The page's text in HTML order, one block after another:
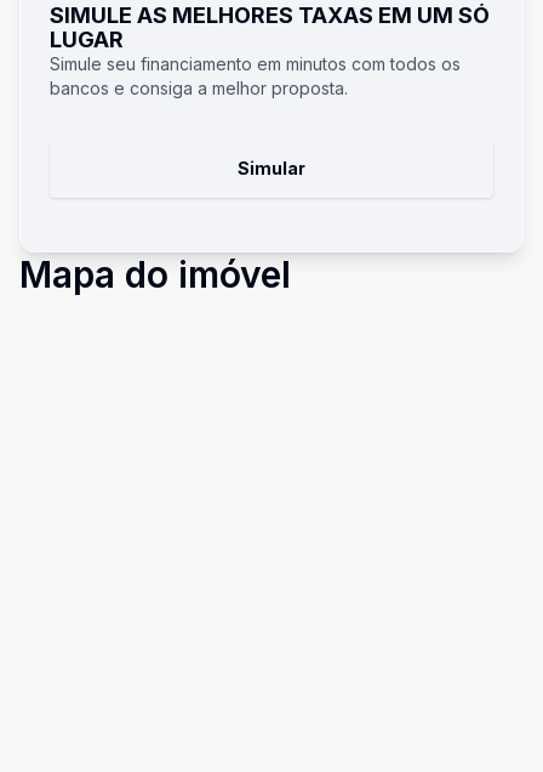
SIMULE AS MELHORES TAXAS EM UM SÓ
LUGAR
Simule seu financiamento em minutos com todos os
bancos e consiga a melhor proposta.
Simular
Mapa do imóvel